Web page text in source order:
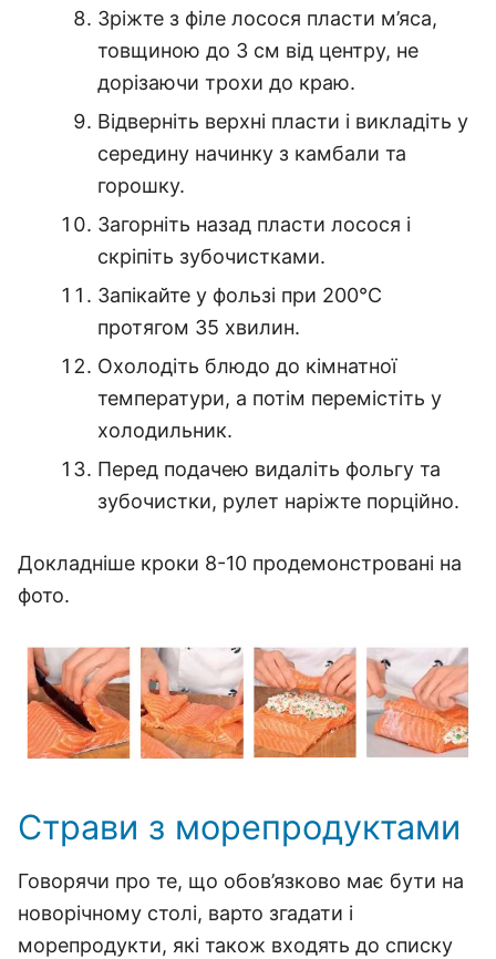
Зріжте з філе лосося пласти м’яса,
товщиною до 3 см від центру, не
дорізаючи трохи до краю.
Відверніть верхні пласти і викладіть у
середину начинку з камбали та
горошку.
Загорніть назад пласти лосося і
скріпіть зубочистками.
Запікайте у фользі при 200℃
протягом 35 хвилин.
Охолодіть блюдо до кімнатної
температури, а потім перемістіть у
холодильник.
Перед подачею видаліть фольгу та
зубочистки, рулет наріжте порційно.
Докладніше кроки 8-10 продемонстровані на
фото.
Страви з морепродуктами
Говорячи про те, що обов’язково має бути на
новорічному столі, варто згадати і
морепродукти, які також входять до списку